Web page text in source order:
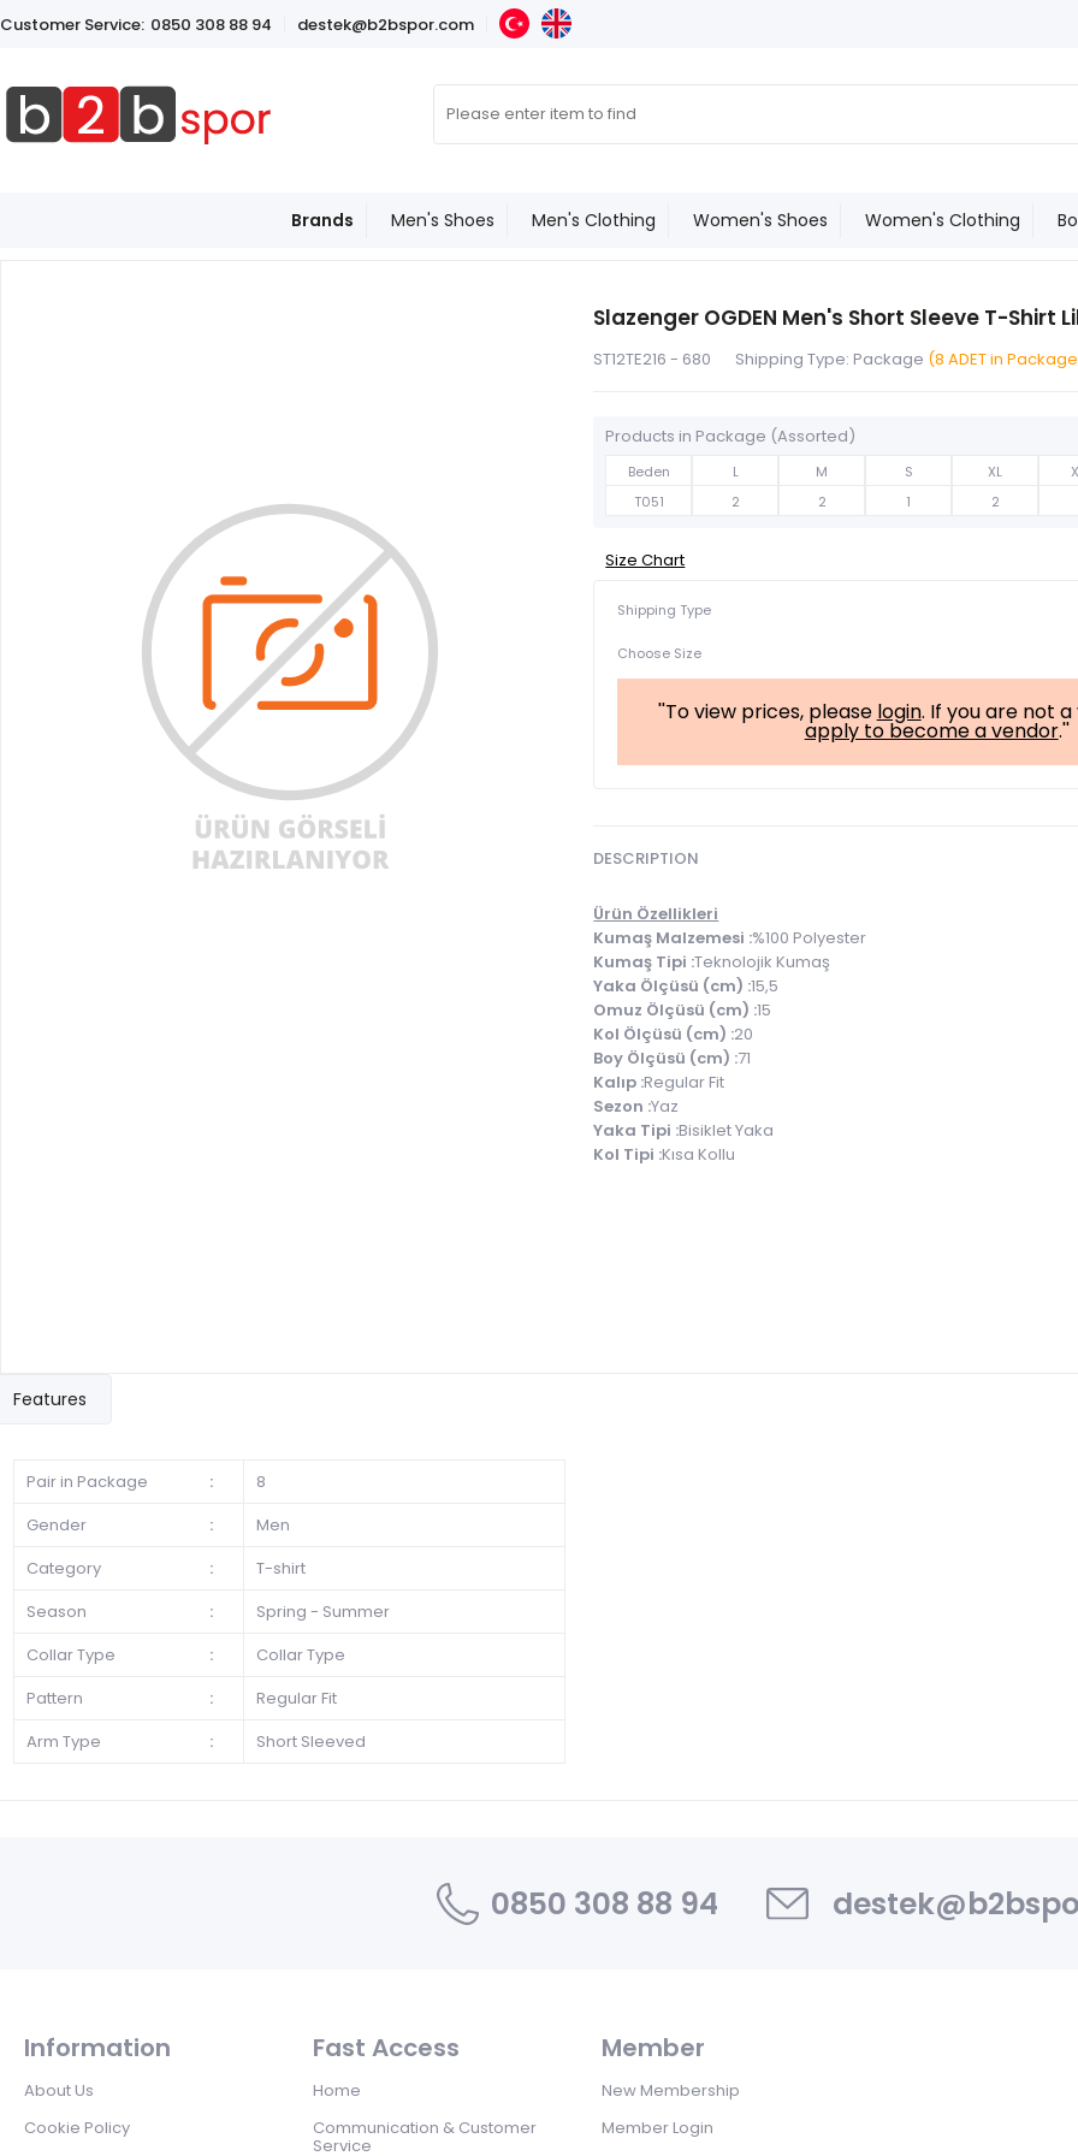
Customer Service: 0850 308 88 94 destek@b2bspor.com
Brands Men's Shoes Men's Clothing Women's Shoes Women's Clothing
Slazenger OGDEN Men's Short Sleeve T-Shirt
ST12TE216 - 680 Shipping Type: Package (8 ADET in
Products in Package (Assorted)
Beden L M S XL
T051
2 2 1 2
Size Chart
Shipping Type
Choose Size
''To view prices, please login. If you are not
apply to become a vendor.''
DESCRIPTION
Ürün Özellikleri
Kumaş Malzemesi :%100 Polyester
Kumaş Tipi :Teknolojik Kumaş
Yaka Ölçüsü (cm) :15,5
Omuz Ölçüsü (cm) :15
Kol Ölçüsü (cm) :20
Boy Ölçüsü (cm) :71
Kalıp :Regular Fit
Sezon :Yaz
Yaka Tipi :Bisiklet Yaka
Kol Tipi :Kısa Kollu
Features
Pair in Package :
8
Gender
:
Men
Category
:
T-shirt
Season
:
Spring - Summer
Collar Type
:
Collar Type
Pattern
:
Regular Fit
Arm Type
: Short Sleeved
0850 308 88 94
Information
About Us
Cookie Policy
Fast Access
Home
Communication & Customer
Service
Member
New Membership
Member Login